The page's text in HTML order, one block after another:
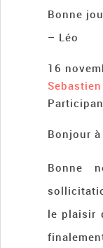
Bonne
– Léo
16
Bonjour
Bonne
le plaisir